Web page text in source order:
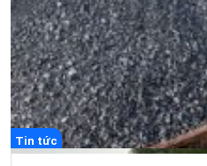
Tin tức